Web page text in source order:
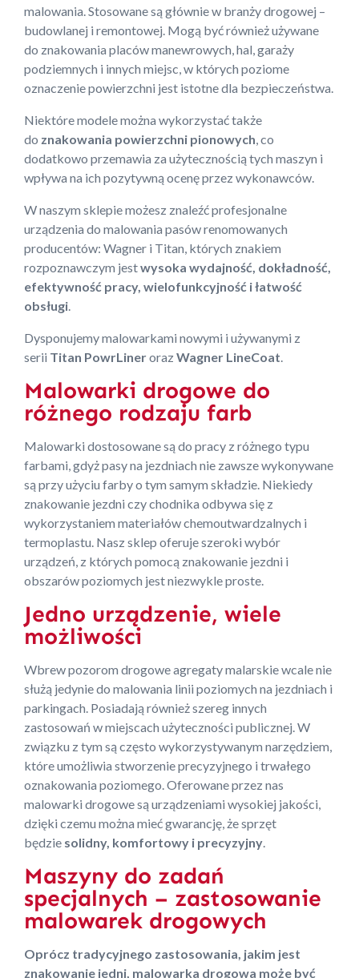
malowania. Stosowane są głównie w branży drogowej –
budowlanej i remontowej. Mogą być również używane
do znakowania placów manewrowych, hal, garaży
podziemnych i innych miejsc, w których poziome
oznaczenie powierzchni jest istotne dla bezpieczeństwa.
Niektóre modele można wykorzystać także
do znakowania powierzchni pionowych, co
dodatkowo przemawia za użytecznością tych maszyn i
wpływa na ich pozytywną ocenę przez wykonawców.
W naszym sklepie możesz znaleźć profesjonalne
urządzenia do malowania pasów renomowanych
producentów: Wagner i Titan, których znakiem
rozpoznawczym jestwysoka wydajność, dokładność,
efektywność pracy, wielofunkcyjność i łatwość
obsługi.
Dysponujemy malowarkami nowymi i używanymi z
serii Titan PowrLinerorazWagner LineCoat.
Malowarki drogowe do
różnego rodzaju farb
Malowarki dostosowane są do pracy z różnego typu
farbami, gdyż pasy na jezdniach nie zawsze wykonywane
są przy użyciu farby o tym samym składzie. Niekiedy
znakowanie jezdni czy chodnika odbywa się z
wykorzystaniem materiałów chemoutwardzalnych i
termoplastu. Nasz sklep oferuje szeroki wybór
urządzeń, z których pomocą znakowanie jezdni i
obszarów poziomych jest niezwykle proste.
Jedno urządzenie, wiele
możliwości
Wbrew pozorom drogowe agregaty malarskie wcale nie
służą jedynie do malowania linii poziomych na jezdniach i
parkingach. Posiadają również szereg innych
zastosowań w miejscach użyteczności publicznej. W
związku z tym są często wykorzystywanym narzędziem,
które umożliwia stworzenie precyzyjnego i trwałego
oznakowania poziomego. Oferowane przez nas
malowarki drogowe są urządzeniami wysokiej jakości,
dzięki czemu można mieć gwarancję, że sprzęt
będzie solidny, komfortowy i precyzyjny.
Maszyny do zadań
specjalnych – zastosowanie
malowarek drogowych
Oprócz tradycyjnego zastosowania, jakim jest
znakowanie jedni, malowarka drogowa może być